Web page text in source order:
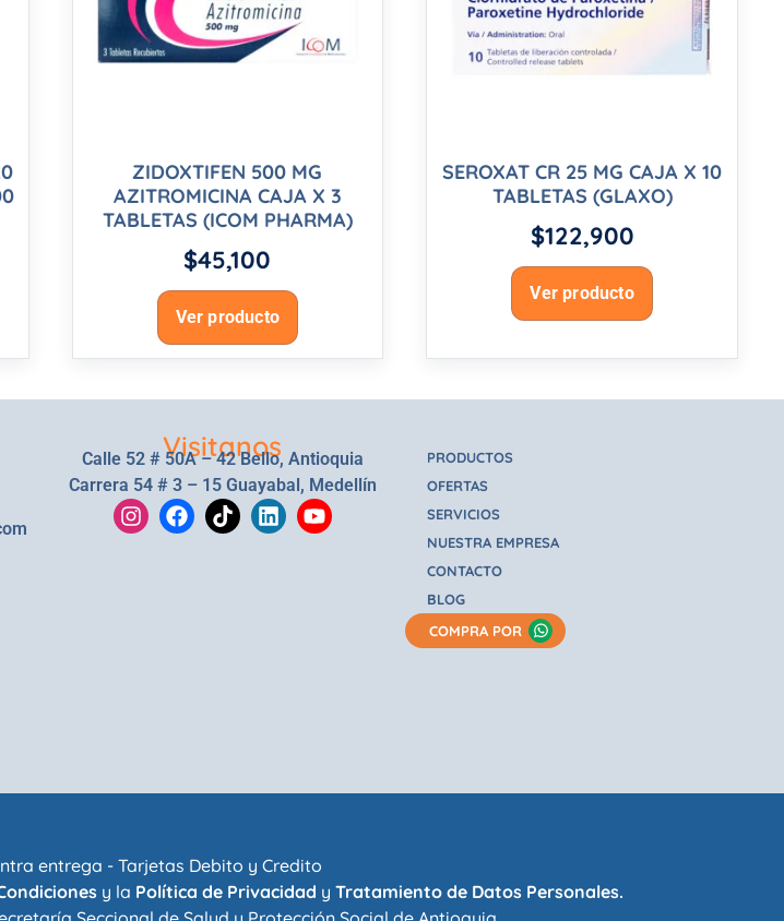
ZIDOXTIFEN 500 MG
AZITROMICINA CAJA X 3
TABLETAS (ICOM PHARMA)
$45,100
Ver producto
SEROXAT CR 25 MG CAJA X 10
TABLETAS (GLAXO)
$122,900
Ver producto
Visitanos
Calle 52 # 50A – 42 Bello, Antioquia
Carrera 54 # 3 – 15 Guayabal, Medellín
PRODUCTOS
OFERTAS
SERVICIOS
NUESTRA EMPRESA
CONTACTO
BLOG
COMPRA POR
entrega - Tarjetas Debito y Credito
y la Política de Privacidad y Tratamiento de Datos Personales.